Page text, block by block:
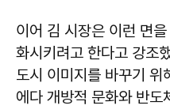
이어 김 시장은 이런 면
화시키려고 한다고 강조
도시 이미지를 바꾸기 위
에다 개방적 문화와 반도